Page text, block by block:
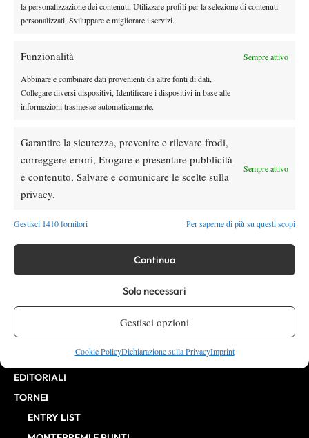
la personalizzazione dei contenuti, Utilizzare profili per la selezione di contenuti
personalizzati, Sviluppare e migliorare i servizi.
Funzionalità Sempre attivo
Abbinare e combinare dati provenienti da altre fonti di dati,
Collegare diversi dispositivi, Identificare i dispositivi in base alle
informazioni trasmesse automaticamente.
Garantire la sicurezza, prevenire e rilevare frodi,
correggere errori, Erogare e presentare pubblicità
e contenuto, Salvare e comunicare le scelte sulla
privacy.
Sempre attivo
Gestisci 1410 fornitori Per saperne di più su questi scopi
Continua
Solo necessari
Gestisci opzioni
Cookie PolicyDichiarazione sulla PrivacyImprint
Testata giornalisticaSpazio Tennis
Editore:VIBES MEDIA SRL, P.iva 14250480960
Direttore Responsabile: Alessandro Nizegorodcew
HOME
ENTRY LIST
CHALLENGER
BILLIE JEAN KING CUP
ATP FINALS
EDITORIALI
TORNEI
ENTRY LIST